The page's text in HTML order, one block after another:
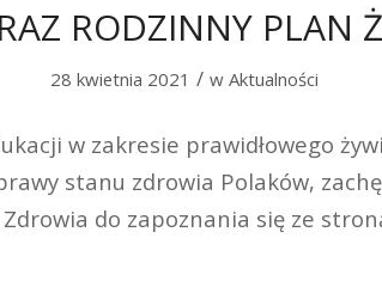
RODZINNY PLAN
28 kwietnia 2021 / w Aktualności
w zakresie prawidłowego
stanu zdrowia Polaków,
do zapoznania się ze